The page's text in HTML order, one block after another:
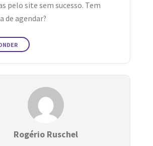
pelo site sem sucesso. Tem
de agendar?
Rogério Ruschel